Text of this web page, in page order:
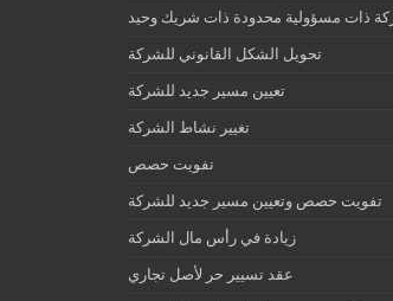
ذات مسؤولية محدودة ذات شريك وحيد
تحويل الشكل القانوني للشركة
تعيين مسير جديد للشركة
تغيير نشاط الشركة
تفويت حصص
تفويت حصص وتعيين مسير جديد للشركة
زيادة في رأس مال الشركة
عقد تسيير حر لأصل تجاري